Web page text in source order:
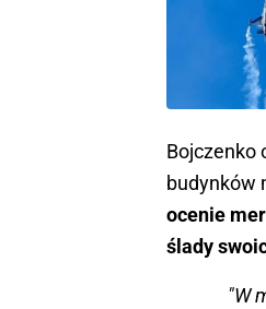
Bojczenko
budynków
ocenie
ślady
"W